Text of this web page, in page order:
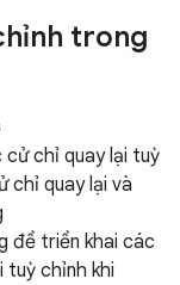
trong
cử chỉ quay lại tuỳ
chỉ quay lại và
để triển khai các
tuỳ chỉnh khi